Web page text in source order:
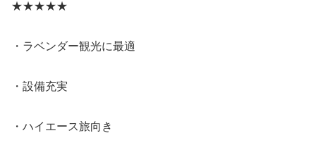
★★★★★
・ラベンダー観光に最適
・設備充実
・ハイエース旅向き